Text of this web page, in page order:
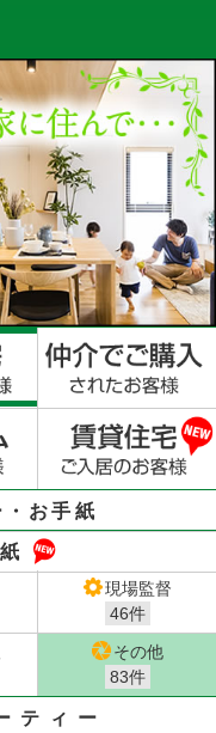
お手紙
現場監督
46件
その他
83件
ティー